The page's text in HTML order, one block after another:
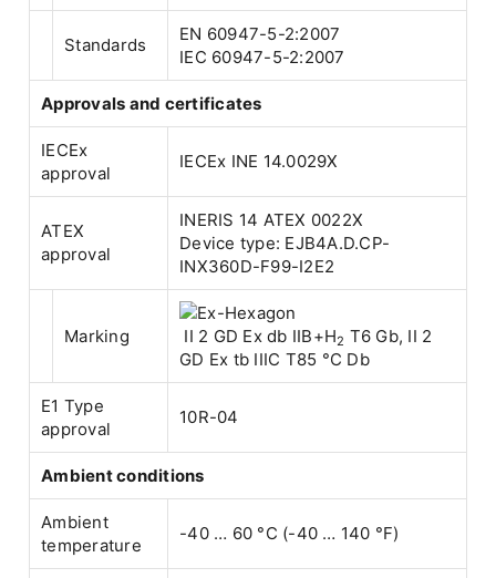
Standards
EN 60947-5-2:2007
IEC 60947-5-2:2007
Approvals and certificates
IECEx
approval
IECEx INE 14.0029X
ATEX
approval
INERIS 14 ATEX 0022X
Device type: EJB4A.D.CP-
INX360D-F99-I2E2
Marking II 2 GD Ex db IIB+H2 T6 Gb, II 2
GD Ex tb IIIC T85 °C Db
E1 Type
approval
10R-04
Ambient conditions
Ambient
temperature
-40 … 60 °C (-40 … 140 °F)